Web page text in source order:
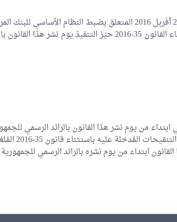
يُلغى القانون عدد 35 لسنة 2016 المؤرخ في 25 أفريل 2016 المتعلق بضبط النظام الأساسي
التونسي وذلك بكامل فصوله ويدخل قرار إلغاء القانون 35-2016 حيّز التنفيذ يوم نشر هذا
من يوم نشر هذا القانون بالرائد الرسمي
التونسية إلى القانون عدد 90 لسنة 1958 وكل التنقيحات
ابتداء من يوم نشره بالرائد الرسمي للجمهورية